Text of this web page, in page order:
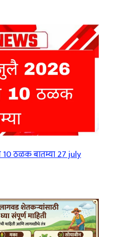
10 ठळक बातम्या 27 july